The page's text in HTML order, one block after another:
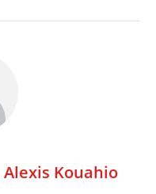
Alexis Kouahio